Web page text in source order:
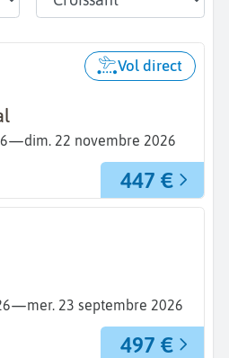
—dim. 22 novembre 2026
Vol direct
447 €
—mer. 23 septembre 2026
497 €